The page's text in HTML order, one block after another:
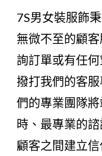
7S男女裝服飾
無微不至的顧
詢訂單或有任
撥打我們的客
們的專業團隊
時、最專業的
顧客之間建立